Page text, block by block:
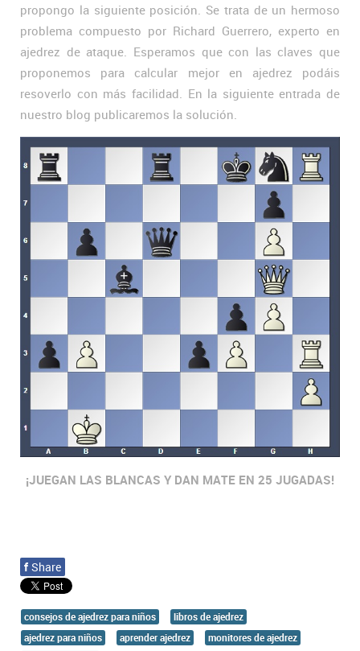
propongo la siguiente posición. Se trata de un hermoso
problema compuesto por Richard Guerrero, experto en
ajedrez de ataque. Esperamos que con las claves que
proponemos para calcular mejor en ajedrez podáis
resoverlo con más facilidad. En la siguiente entrada de
nuestro blog publicaremos la solución.
¡JUEGAN LAS BLANCAS Y DAN MATE EN 25 JUGADAS!
f Share
consejos de ajedrez para niños
libros de ajedrez
ajedrez para niños
aprender ajedrez
monitores de ajedrez